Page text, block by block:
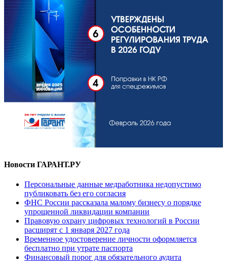
Новости ГАРАНТ.РУ
Персональные данные медработника недопустимо
публиковать без его согласия
ФНС России рассказала малому бизнесу о порядке
упрощенной ликвидации компании
Правовую охрану цифровых технологий в России
расширят с 1 января 2027 года
Временное удостоверение личности оформляется
бесплатно при утрате паспорта
Финансовый порог для обязательного аудита